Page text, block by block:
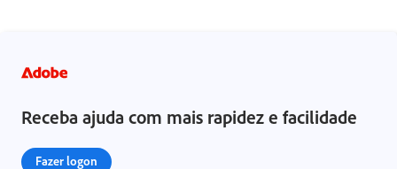
Receba ajuda com mais rapidez e facilidade
Fazer logon